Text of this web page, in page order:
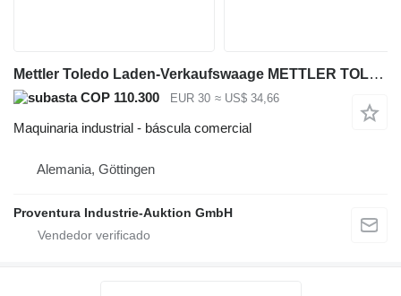
Mettler Toledo Laden-Verkaufswaage METTLER TOLEDO LP-15D-F2
COP 110.300 EUR 30 ≈ US$ 34,66
Maquinaria industrial - báscula comercial
Alemania, Göttingen
Proventura Industrie-Auktion GmbH